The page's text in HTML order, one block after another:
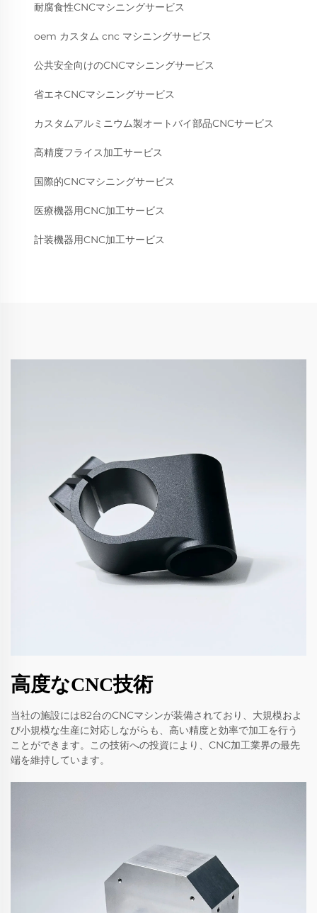
耐腐食性CNCマシニングサービス
oem カスタム cnc マシニングサービス
公共安全向けのCNCマシニングサービス
省エネCNCマシニングサービス
カスタムアルミニウム製オートバイ部品CNCサービス
高精度フライス加工サービス
国際的CNCマシニングサービス
医療機器用CNC加工サービス
計装機器用CNC加工サービス
高度なCNC技術
当社の施設には82台のCNCマシンが装備されており、大規模およ
び小規模な生産に対応しながらも、高い精度と効率で加工を行う
ことができます。この技術への投資により、CNC加工業界の最先
端を維持しています。